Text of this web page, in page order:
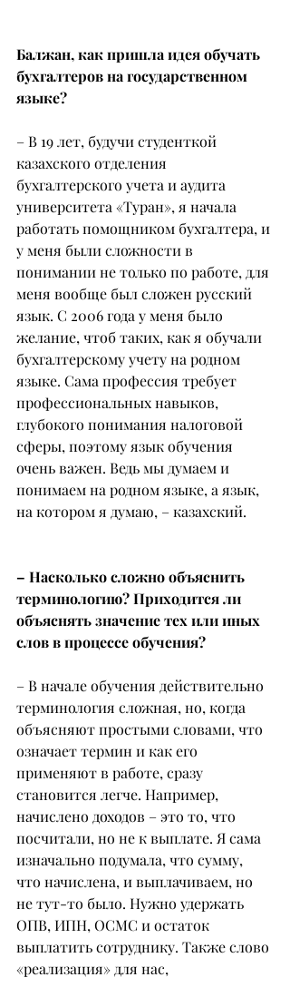
Балжан, как пришла идея обучать
бухгалтеров на государственном
языке?
– В 19 лет, будучи студенткой
казахского отделения
бухгалтерского учета и аудита
университета «Туран», я начала
работать помощником бухгалтера, и
у меня были сложности в
понимании не только по работе, для
меня вообще был сложен русский
язык. С 2006 года у меня было
желание, чтоб таких, как я обучали
бухгалтерскому учету на родном
языке. Сама профессия требует
профессиональных навыков,
глубокого понимания налоговой
сферы, поэтому язык обучения
очень важен. Ведь мы думаем и
понимаем на родном языке, а язык,
на котором я думаю, – казахский.
– Насколько сложно объяснить
терминологию? Приходится ли
объяснять значение тех или иных
слов в процессе обучения?
– В начале обучения действительно
терминология сложная, но, когда
объясняют простыми словами, что
означает термин и как его
применяют в работе, сразу
становится легче. Например,
начислено доходов – это то, что
посчитали, но не к выплате. Я сама
изначально подумала, что сумму,
что начислена, и выплачиваем, но
не тут-то было. Нужно удержать
ОПВ, ИПН, ОСМС и остаток
выплатить сотруднику. Также слово
«реализация» для нас,